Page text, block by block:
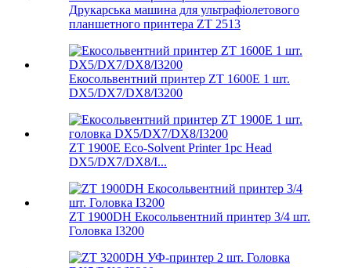
Друкарська машина для ультрафіолетового
планшетного принтера ZT 2513
Екосольвентний принтер ZT 1600E 1 шт.
DX5/DX7/DX8/I3200
ZT 1900E Eco-Solvent Printer 1pc Head
DX5/DX7/DX8/I...
ZT 1900DH Екосольвентний принтер 3/4 шт.
Головка I3200